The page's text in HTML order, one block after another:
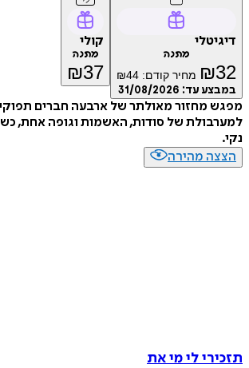
דיגיטלי
מתנה
₪32 מחיר קודם: ₪44
במבצע עד: 31/08/2026
קולי
מתנה
₪37
מפגש מחזור מאולתר של ארבעה חברים
למערבולת של סודות, האשמות וגופה אחת,
נקי.
הצצה מהירה
תזכירי לי מי את